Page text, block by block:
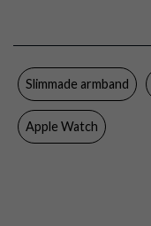
Egenskaper
Färg
Material
Slimmade armband
Apple Watch